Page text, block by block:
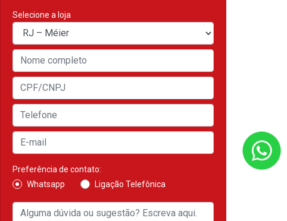
Selecione a loja
Preferência de contato:
Whatsapp
Ligação Telefônica